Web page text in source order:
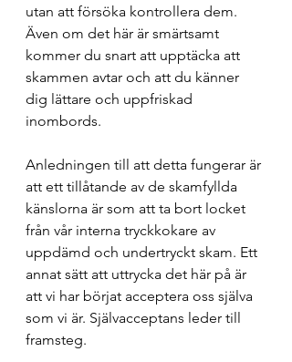
utan att försöka kontrollera dem.
Även om det här är smärtsamt
kommer du snart att upptäcka att
skammen avtar och att du känner
dig lättare och uppfriskad
inombords.
Anledningen till att detta fungerar är
att ett tillåtande av de skamfyllda
känslorna är som att ta bort locket
från vår interna tryckkokare av
uppdämd och undertryckt skam. Ett
annat sätt att uttrycka det här på är
att vi har börjat acceptera oss själva
som vi är. Självacceptans leder till
framsteg.